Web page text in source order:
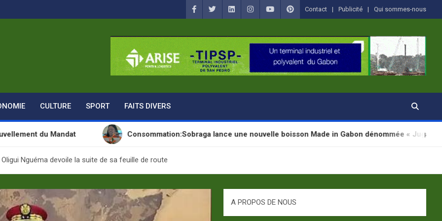
Contact Publicité Qui sommes-nous
CULTURE SPORT FAITS DIVERS
du Mandat Consommation:Sobraga lance une nouvelle boisson Made in Gabon dénommée « Jugab »
Nguéma devoile la suite de sa feuille de route
A PROPOS DE NOUS